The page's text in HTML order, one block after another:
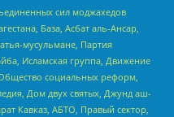
сил моджахедов
База, Асбат аль-Ансар,
мусульмане, Партия
Исламская группа, Движение
социальных реформ,
Дом двух святых, Джунд аш-
Кавказ, АБТО, Правый сектор,